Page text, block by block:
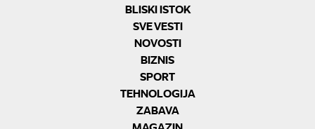
BLISKI ISTOK
SVE VESTI
NOVOSTI
BIZNIS
SPORT
TEHNOLOGIJA
ZABAVA